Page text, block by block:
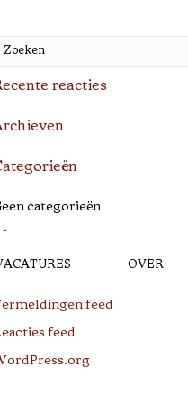
OVER
reacties
categorieën
feed
feed